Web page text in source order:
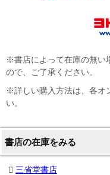
※書店によって在庫の無い
ので、ご了承ください。
※詳しい購入方法は、各オ
い。
書店の在庫をみる
三省堂書店